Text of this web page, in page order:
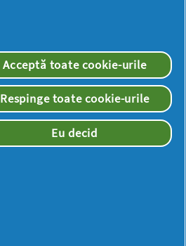
Acceptă toate cookie-urile
Respinge toate cookie-urile
Eu decid